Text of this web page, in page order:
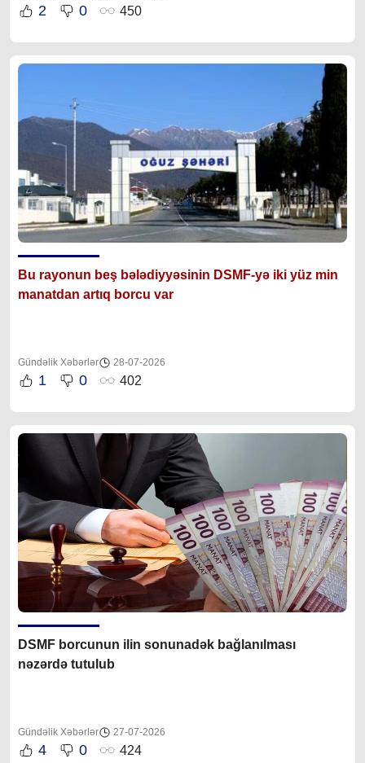
2 0 450
Bu rayonun beş bələdiyyəsinin DSMF-yə iki yüz min
manatdan artıq borcu var
Gündəlik Xəbərlər 28-07-2026
1 0 402
DSMF borcunun ilin sonunadək bağlanılması
nəzərdə tutulub
Gündəlik Xəbərlər 27-07-2026
4 0 424